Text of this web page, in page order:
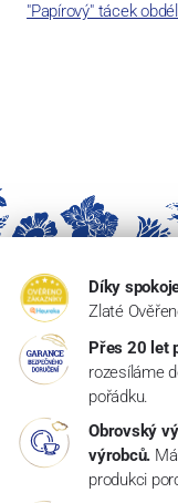
"Papírový" tácek
Díky
Zlaté
Přes 20 let
rozesíláme
pořádku.
Obrovský
výrobců.
produkci